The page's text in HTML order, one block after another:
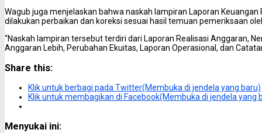
Wagub juga menjelaskan bahwa naskah lampiran Laporan
dilakukan perbaikan dan koreksi sesuai hasil temuan pemeriksaan
“Naskah lampiran tersebut terdiri dari Laporan Realisasi Anggaran,
Anggaran Lebih, Perubahan Ekuitas, Laporan Operasional, dan
Share this:
Klik untuk berbagi pada Twitter(Membuka di jendela yang baru)
Klik untuk membagikan di Facebook(Membuka di jendela yang
Menyukai ini: